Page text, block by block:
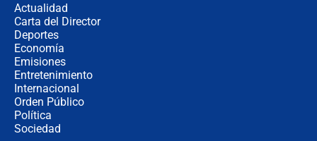
Actualidad
Carta del Director
Deportes
Economía
Emisiones
Entretenimiento
Internacional
Orden Público
Política
Sociedad